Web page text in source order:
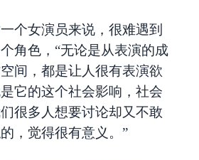
个女演员来说，很难遇到
角色，“无论是从表演的成
间，都是让人很有表演欲
它的这个社会影响，社会
很多人想要讨论却又不敢
，觉得很有意义。”